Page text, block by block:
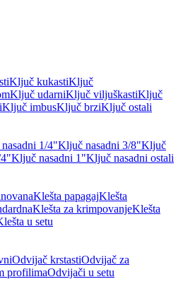
Ključ kukastiKljuč
Ključ udarniKljuč viljuškastiKljuč
Ključ imbusKljuč brziKljuč ostali
1/4"Ključ nasadni 3/8"Ključ
Ključ nasadni 1"Ključ nasadni ostali
Klešta papagajKlešta
Klešta za krimpovanjeKlešta
u setu
Odvijač krstastiOdvijač za
profilimaOdvijači u setu